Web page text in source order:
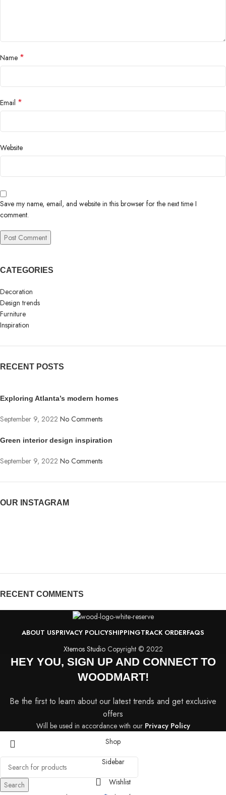
Name *
Email *
Website
Save my name, email, and website in this browser for the next time I
comment.
CATEGORIES
Decoration
Design trends
Furniture
Inspiration
RECENT POSTS
Exploring Atlanta’s modern homes
September 9, 2022 No Comments
Green interior design inspiration
September 9, 2022 No Comments
OUR INSTAGRAM
RECENT COMMENTS
ABOUT USPRIVACY POLICYSHIPPINGTRACK ORDERFAQS
Xtemos StudioCopyright © 2022
HEY YOU, SIGN UP AND CONNECT TO
WOODMART!
Be the first to learn about our latest trends and get exclusive
offers
Will be used in accordance with our Privacy Policy
Search
Shop
Sidebar
Wishlist